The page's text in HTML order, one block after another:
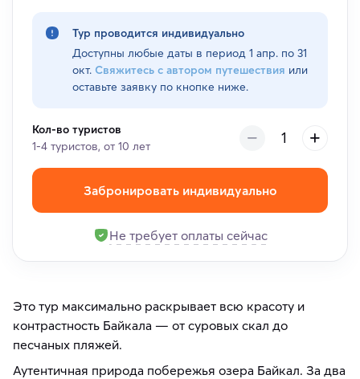
Тур проводится индивидуально
Доступны любые даты в период 1 апр. по 31
окт. Свяжитесь с автором путешествия или
оставьте заявку по кнопке ниже.
Кол-во туристов
1-4 туристов, от 10 лет
Забронировать индивидуально
Не требует оплаты сейчас
Это тур максимально раскрывает всю красоту и
контрастность Байкала — от суровых скал до
песчаных пляжей.
Аутентичная природа побережья озера Байкал. За два